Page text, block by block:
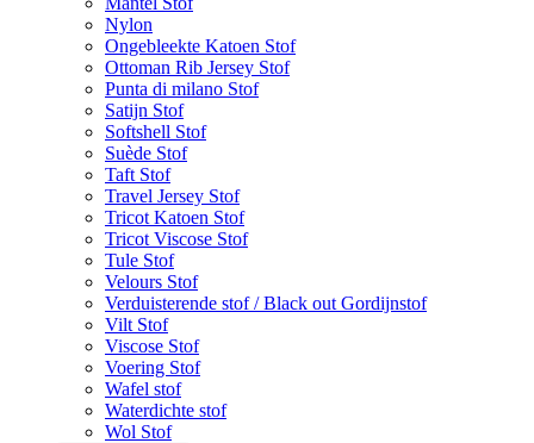
Nylon
Ongebleekte Katoen Stof
Ottoman Rib Jersey Stof
Punta di milano Stof
Satijn Stof
Softshell Stof
Suède Stof
Taft Stof
Travel Jersey Stof
Tricot Katoen Stof
Tricot Viscose Stof
Tule Stof
Velours Stof
Verduisterende stof / Black out Gordijnstof
Vilt Stof
Viscose Stof
Voering Stof
Wafel stof
Waterdichte stof
Wol Stof